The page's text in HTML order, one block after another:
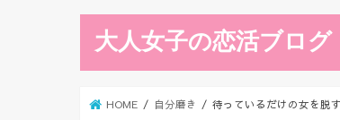
大人女子の恋活ブロ
HOME 自分磨き 待っているだけの女を脱